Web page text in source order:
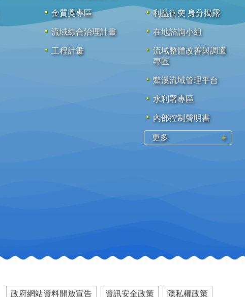
金質獎專區
流域綜合治理計畫
工程計畫
利益衝突 身分揭露
在地諮詢小組
流域整體改善與調適
專區
鱉溪流域管理平台
水利署專區
內部控制聲明書
更多
政府網站資料開放宣告 資訊安全政策 隱私權政策